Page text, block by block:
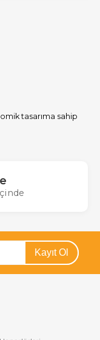
tasarıma sahip
Kayıt Ol